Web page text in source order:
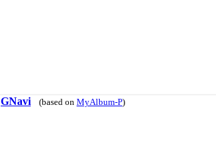
GNavi
(based on MyAlbum-P)